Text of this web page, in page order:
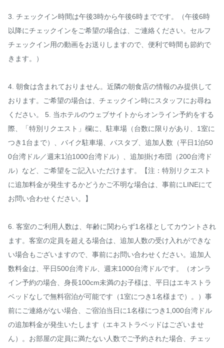
3. チェックイン時間は午後3時から午後6時までです。（午後6時
以降にチェックインをご希望の場合は、ご連絡ください。セルフ
チェックイン用の動画をお送りしますので、便利で時間も節約で
きます。）
4. 朝食は含まれておりません。近隣の朝食店の情報のみ提供して
おります。ご希望の場合は、チェックイン時にスタッフにお尋ね
ください。 5. 当ホテルのウェブサイトからオンライン予約をする
際、「特別リクエスト」欄に、駐車場（台数に限りがあり、1室に
つき1台まで）、バイク駐車場、バスタブ、追加人数（平日1泊50
0台湾ドル／週末1泊1000台湾ドル）、追加掛け布団（200台湾ド
ル）など、ご希望をご記入いただけます。【注：特別リクエスト
に追加料金が発生するかどうかご不明な場合は、事前にLINEにて
お問い合わせください。】
6. 客室のご利用人数は、年齢に関わらず1名様としてカウントされ
ます。客室の定員を超える場合は、追加人数の受け入れができな
い場合もございますので、事前にお問い合わせください。追加人
数料金は、平日500台湾ドル、週末1000台湾ドルです。（オンラ
イン予約の場合、身長100cm未満のお子様は、平日はエキストラ
ベッドなしで無料宿泊が可能です（1室につき1名様まで）。）事
前にご連絡がない場合、ご宿泊当日に1名様につき1,000台湾ドル
の追加料金が発生いたします（エキストラベッドはございませ
ん）。お部屋の定員に満たない人数でご予約された場合、チェッ